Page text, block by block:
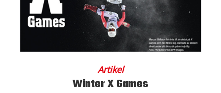
Artikel
Winter X Games